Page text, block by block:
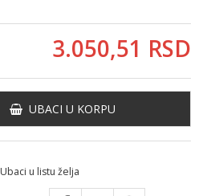
3.050,51 RSD
UBACI U KORPU
Ubaci u listu želja